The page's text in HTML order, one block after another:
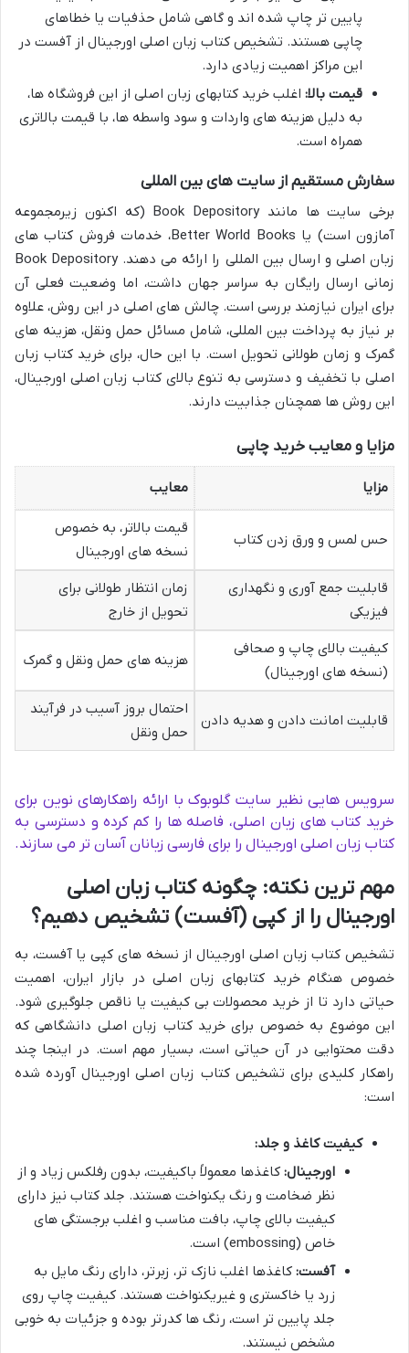
پایین تر چاپ شده اند و گاهی شامل حذفیات یا خطاهای
چاپی هستند. تشخیص کتاب زبان اصلی اورجینال از آفست در
این مراکز اهمیت زیادی دارد.
قیمت بالا: اغلب خرید کتابهای زبان اصلی از این فروشگاه ها،
به دلیل هزینه های واردات و سود واسطه ها، با قیمت بالاتری
همراه است.
سفارش مستقیم از سایت های بین المللی
برخی سایت ها مانند Book Depository (که اکنون زیرمجموعه
آمازون است) یا Better World Books، خدمات فروش کتاب های
زبان اصلی و ارسال بین المللی را ارائه می دهند. Book Depository
زمانی ارسال رایگان به سراسر جهان داشت، اما وضعیت فعلی آن
برای ایران نیازمند بررسی است. چالش های اصلی در این روش، علاوه
بر نیاز به پرداخت بین المللی، شامل مسائل حمل ونقل، هزینه های
گمرک و زمان طولانی تحویل است. با این حال، برای خرید کتاب زبان
اصلی با تخفیف و دسترسی به تنوع بالای کتاب زبان اصلی اورجینال،
این روش ها همچنان جذابیت دارند.
مزایا و معایب خرید چاپی
مزایا معایب
حس لمس و ورق زدن کتاب
قیمت بالاتر، به خصوص
نسخه های اورجینال
قابلیت جمع آوری و نگهداری
فیزیکی
زمان انتظار طولانی برای
تحویل از خارج
کیفیت بالای چاپ و صحافی
(نسخه های اورجینال)
هزینه های حمل ونقل و گمرک
قابلیت امانت دادن و هدیه دادن
احتمال بروز آسیب در فرآیند
حمل ونقل
سرویس هایی نظیر سایت گلوبوک با ارائه راهکارهای نوین برای
خرید کتاب های زبان اصلی، فاصله ها را کم کرده و دسترسی به
کتاب زبان اصلی اورجینال را برای فارسی زبانان آسان تر می سازند.
مهم ترین نکته: چگونه کتاب زبان اصلی
اورجینال را از کپی (آفست) تشخیص دهیم؟
تشخیص کتاب زبان اصلی اورجینال از نسخه های کپی یا آفست، به
خصوص هنگام خرید کتابهای زبان اصلی در بازار ایران، اهمیت
حیاتی دارد تا از خرید محصولات بی کیفیت یا ناقص جلوگیری شود.
این موضوع به خصوص برای خرید کتاب زبان اصلی دانشگاهی که
دقت محتوایی در آن حیاتی است، بسیار مهم است. در اینجا چند
راهکار کلیدی برای تشخیص کتاب زبان اصلی اورجینال آورده شده
است:
کیفیت کاغذ و جلد:
اورجینال: کاغذها معمولاً باکیفیت، بدون رفلکس زیاد و از
نظر ضخامت و رنگ یکنواخت هستند. جلد کتاب نیز دارای
کیفیت بالای چاپ، بافت مناسب و اغلب برجستگی های
خاص (embossing) است.
آفست: کاغذها اغلب نازک تر، زبرتر، دارای رنگ مایل به
زرد یا خاکستری و غیریکنواخت هستند. کیفیت چاپ روی
جلد پایین تر است، رنگ ها کدرتر بوده و جزئیات به خوبی
مشخص نیستند.